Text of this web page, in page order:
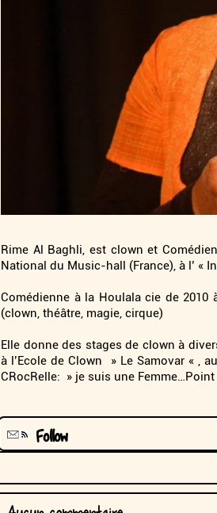
Rime Al Baghli, est clown et
National du Music-hall (France), à l’ «
Comédienne à la Houlala cie de 2010
(clown, théâtre, magie, cirque)
Elle donne des stages de clown à
à l’Ecole de Clown » Le Samovar « ,
CRocRelle: » je suis une
Follow